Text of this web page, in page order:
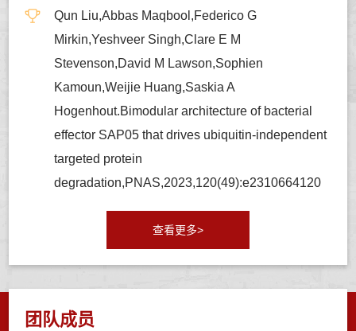
Qun Liu,Abbas Maqbool,Federico G
Mirkin,Yeshveer Singh,Clare E M
Stevenson,David M Lawson,Sophien
Kamoun,Weijie Huang,Saskia A
Hogenhout.Bimodular architecture of bacterial
effector SAP05 that drives ubiquitin-independent
targeted protein
degradation,PNAS,2023,120(49):e2310664120
查看更多>
团队成员